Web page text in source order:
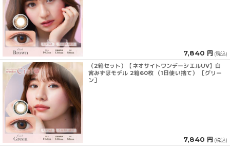
7,840 円 (税込)
（2箱セット）【ネオサイトワンデーシエルUV】白
宮みずほモデル 2箱60枚 （1日使い捨て） ［グリー
ン］
7,840 円 (税込)